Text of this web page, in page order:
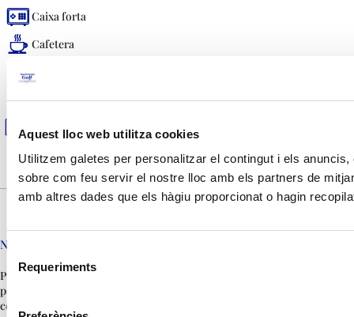
Aquest lloc web utilitza cookies
Utilitzem galetes per personalitzar el contingut i els
sobre com feu servir el nostre lloc amb els partners de
amb altres dades que els hàgiu proporcionat o hagin
Selecció
de
consentiment
Requeriments
Caixa forta
Cafetera
Tovalloles
Telèfon
Microones-Grill
Tovallola piscina
Normes
Prohibit fumar. No estan
permesos els animals de
companyia.